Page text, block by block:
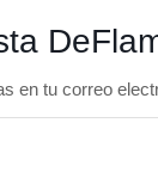
en tu correo